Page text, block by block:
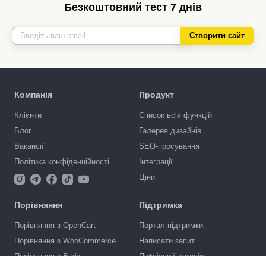
Безкоштовний тест 7 днів
Створити сайт
Компанія
Клієнти
Блог
Вакансії
Політика конфіденційності
Продукт
Список всіх функцій
Галерея дизайнів
SEO-просування
Інтеграції
Ціни
Порівняння
Порівняння з OpenCart
Порівняння з WooCommerce
Підтримка
Портал підтримки
Написати запит